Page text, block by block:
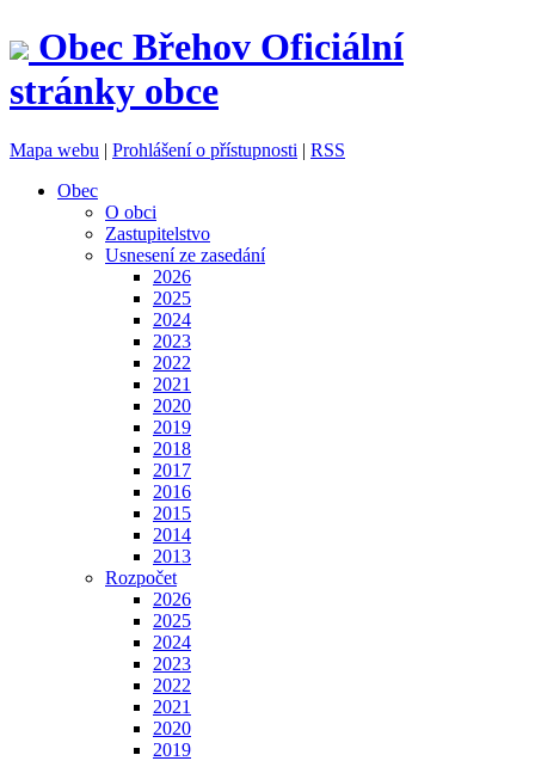
Obec Břehov Oficiální
stránky obce
Mapa webu | Prohlášení o přístupnosti | RSS
Obec
O obci
Zastupitelstvo
Usnesení ze zasedání
2026
2025
2024
2023
2022
2021
2020
2019
2018
2017
2016
2015
2014
2013
Rozpočet
2026
2025
2024
2023
2022
2021
2020
2019